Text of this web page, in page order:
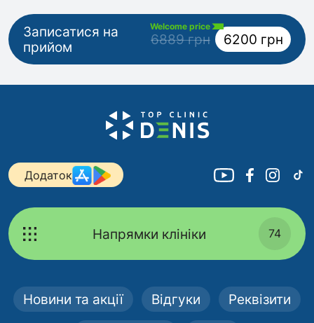
Записатися на
прийом
Welcome price
6889 грн 6200 грн
Додаток
Напрямки клініки 74
Новини та акції Відгуки Реквізити